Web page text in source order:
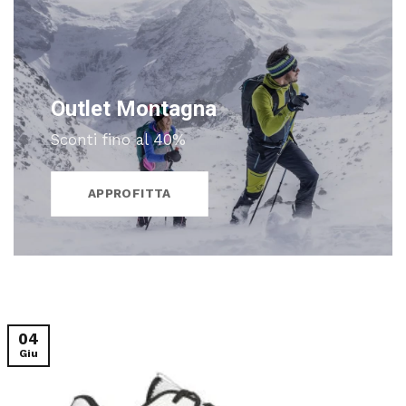
Outlet Montagna
Sconti fino al 40%
APPROFITTA
04
Giu